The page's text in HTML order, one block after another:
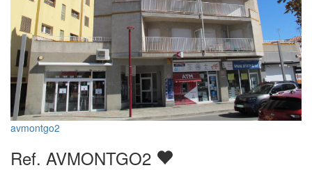
avmontgo2
Ref. AVMONTGO2